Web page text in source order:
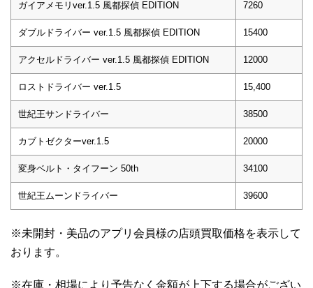
ガイアメモリver.1.5 風都探偵 EDITION 7260
ダブルドライバー ver.1.5 風都探偵 EDITION 15400
アクセルドライバー ver.1.5 風都探偵 EDITION 12000
ロストドライバー ver.1.5 15,400
世紀王サンドライバー 38500
カブトゼクターver.1.5 20000
変身ベルト・タイフーン 50th 34100
世紀王ムーンドライバー 39600
※未開封・美品のアプリ会員様の店頭買取価格を表示して
おります。
※在庫・相場により予告なく金額が上下する場合がござい